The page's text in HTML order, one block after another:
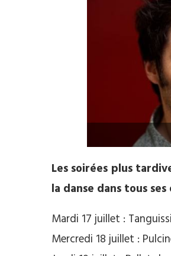
Les soirées plus
la danse dans tous
Mardi 17 juillet :
Mercredi 18 juillet :